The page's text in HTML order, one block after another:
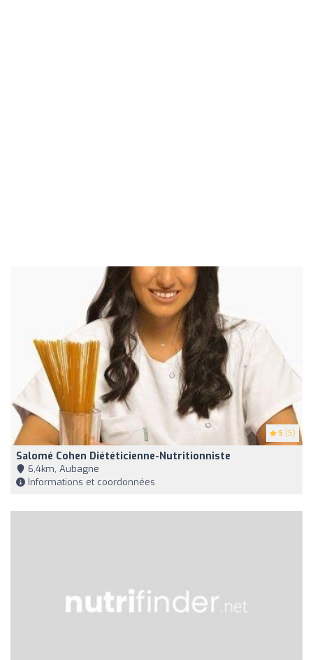
5 (5)
Salomé Cohen Diététicienne-Nutritionniste
6,4km, Aubagne
Informations et coordonnées